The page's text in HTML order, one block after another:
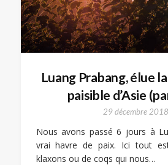
Luang Prabang, élue
paisible d’Asie
29 décembre 2018
Nous avons passé 6 jours à
vrai havre de paix. Ici tout
klaxons ou de coqs qui nous…